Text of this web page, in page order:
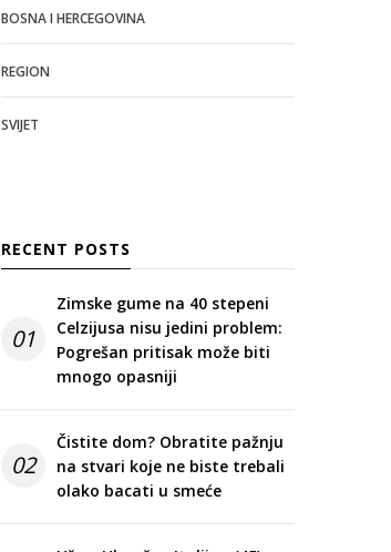
BOSNA I HERCEGOVINA
REGION
SVIJET
RECENT POSTS
01
Zimske gume na 40 stepeni
Celzijusa nisu jedini problem:
Pogrešan pritisak može biti
mnogo opasniji
02
Čistite dom? Obratite pažnju
na stvari koje ne biste trebali
olako bacati u smeće